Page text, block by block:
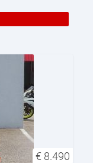
€ 8.490